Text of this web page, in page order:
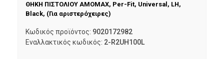
ΘΗΚΗ ΠΙΣΤΟΛΙΟΥ AMOMAX, Per-Fit, Universal, LH,
Black, (Για αριστερόχειρες)
Κωδικός προϊόντος: 9020172982
Εναλλακτικός κωδικός: 2-R2UH100L